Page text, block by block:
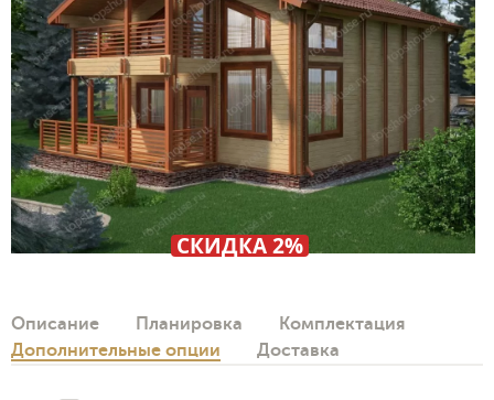
СКИДКА 2%
Описание Планировка
Комплектация
Дополнительные опции
Доставка